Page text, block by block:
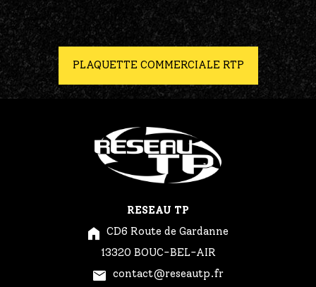
PLAQUETTE COMMERCIALE RTP
RESEAU TP
CD6 Route de Gardanne
13320 BOUC-BEL-AIR
contact@reseautp.fr